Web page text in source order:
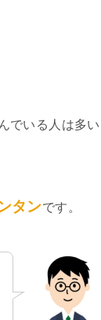
でいる人は多い
タンです。